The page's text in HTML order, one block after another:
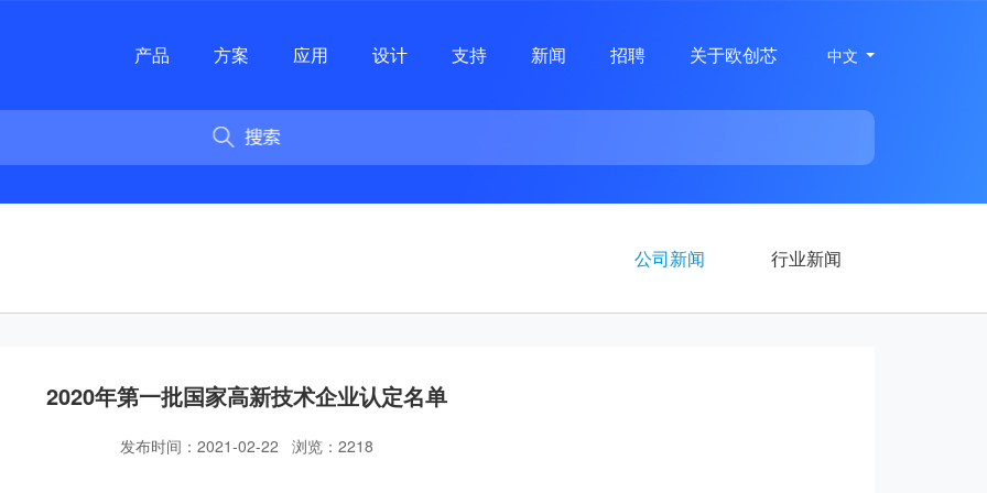
中文
产品 方案 应用 设计 支持 新闻 招聘 关于欧创芯
公司新闻 行业新闻
2020年第一批国家高新技术企业认定名单
发布时间：2021-02-22 浏览：2218